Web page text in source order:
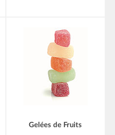
Gelées de Fruits